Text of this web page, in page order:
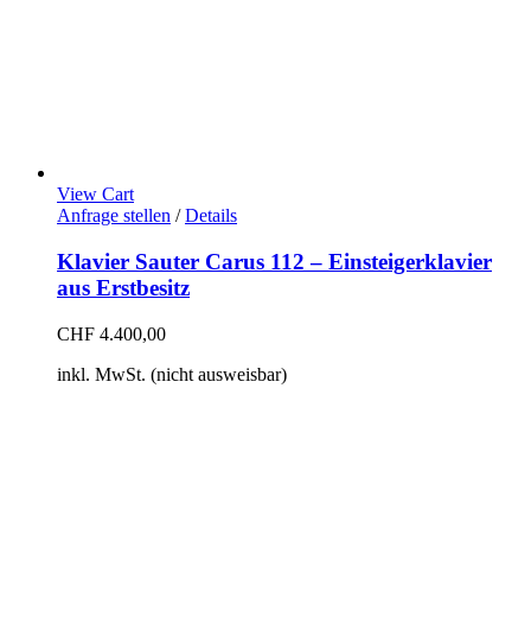
View Cart
Anfrage stellen / Details
Klavier Sauter Carus 112 – Einsteigerklavier
aus Erstbesitz
CHF 4.400,00
inkl. MwSt. (nicht ausweisbar)